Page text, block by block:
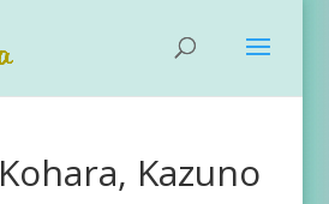
Kohara, Kazuno